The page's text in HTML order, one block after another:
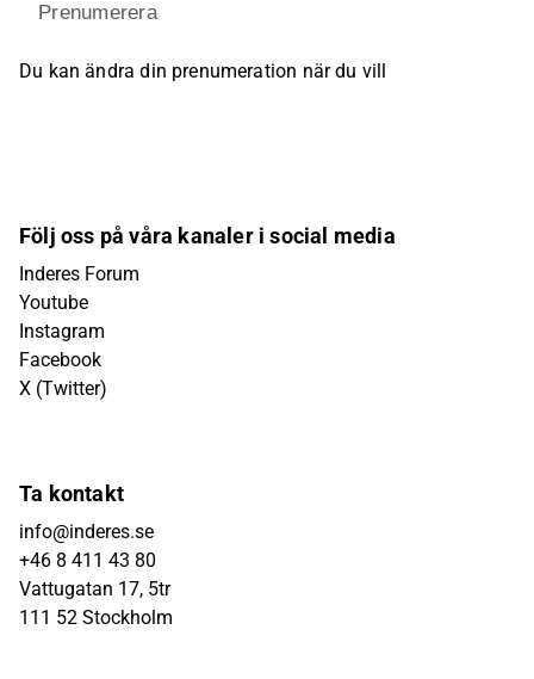
Prenumerera
Du kan ändra din prenumeration när du vill
Följ oss på våra kanaler i social media
Inderes Forum
Youtube
Instagram
Facebook
X (Twitter)
Ta kontakt
info@inderes.se
+46 8 411 43 80
Vattugatan 17, 5tr
111 52 Stockholm